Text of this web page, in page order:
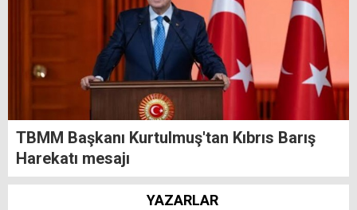
TBMM Başkanı Kurtulmuş'tan Kıbrıs Barış
Harekatı mesajı
YAZARLAR